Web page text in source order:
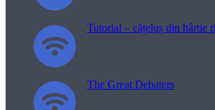
Tutorial – cățeluș din hârtie
The Great Debaters